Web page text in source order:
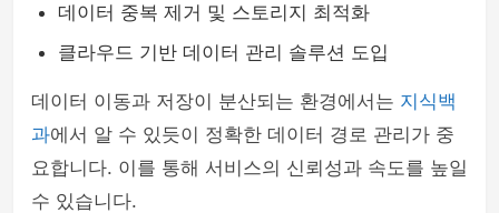
데이터 중복 제거 및 스토리지 최적화
클라우드 기반 데이터 관리 솔루션 도입
데이터 이동과 저장이 분산되는 환경에서는 지식백
과에서 알 수 있듯이 정확한 데이터 경로 관리가 중
요합니다. 이를 통해 서비스의 신뢰성과 속도를 높일
수 있습니다.